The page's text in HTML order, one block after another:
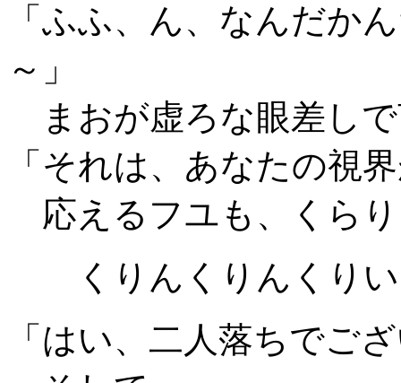
「ふふ、ん、なんだか
～」
まおが虚ろな眼差し
「それは、あなたの視
応えるフユも、くら
くりんくりんくり
「はい、二人落ちでご